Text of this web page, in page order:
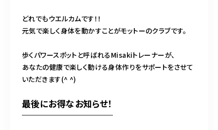
どれでもウエルカムです！！
元気で楽しく身体を動かすことがモットーのクラブです。
歩くパワースポットと呼ばれるMisakiトレーナーが、
あなたの健康で楽しく動ける身体作りをサポートをさせて
いただきます(^ ^)
最後にお得なお知らせ！